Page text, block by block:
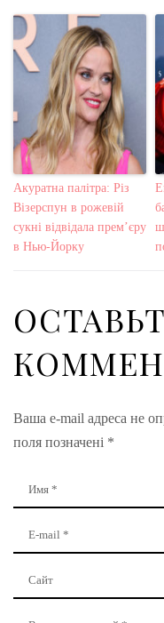
Акуратна палітра: Різ
Візерспун в рожевій
сукні відвідала прем’єру
в Нью-Йорку
Ваша e-mail адреса не
поля позначені *